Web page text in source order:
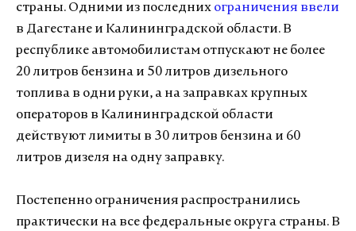
страны. Одними из последних ограничения ввели
в Дагестане и Калининградской области. В
республике автомобилистам отпускают не более
20 литров бензина и 50 литров дизельного
топлива в одни руки, а на заправках крупных
операторов в Калининградской области
действуют лимиты в 30 литров бензина и 60
литров дизеля на одну заправку.
Постепенно ограничения распространились
практически на все федеральные округа страны. В